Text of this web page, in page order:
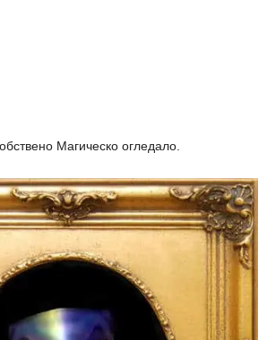
Магическо огледало.